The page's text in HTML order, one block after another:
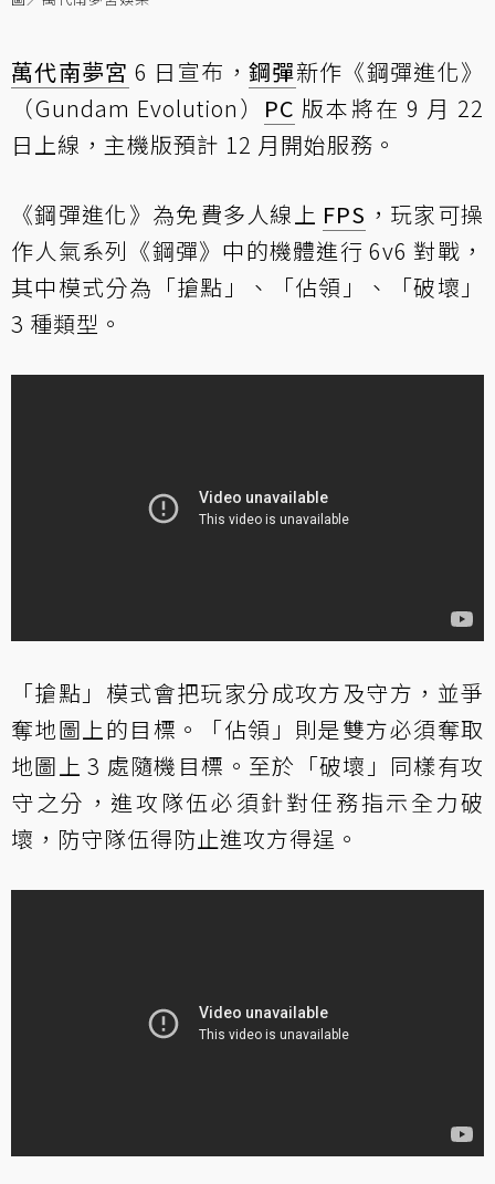
萬代南夢宮 6 日宣布， 鋼彈新作《鋼彈進化》
（Gundam Evolution） PC 版本將在 9 月 22
日上線，主機版預計 12 月開始服務。
《鋼彈進化》為免費多人線上 FPS ，玩家可操
作人氣系列《鋼彈》中的機體進行 6v6 對戰，
其中模式分為「搶點」、「佔領」、「破壞」
3 種類型。
「搶點」模式會把玩家分成攻方及守方，並爭
奪地圖上的目標。「佔領」則是雙方必須奪取
地圖上 3 處隨機目標。至於「破壞」同樣有攻
守之分，進攻隊伍必須針對任務指示全力破
壞，防守隊伍得防止進攻方得逞。